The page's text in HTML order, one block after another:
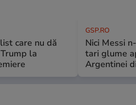
care nu dă
la
GSP.RO
Nici Messi
tari glume
Argentinei